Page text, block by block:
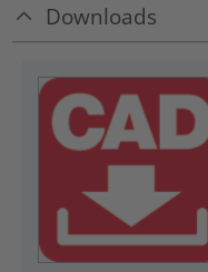
Downloads